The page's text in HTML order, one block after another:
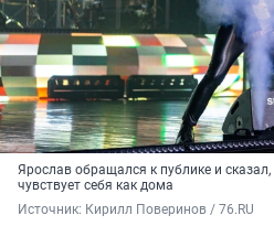
Ярослав обращался к публике и
чувствует себя как дома
Источник: Кирилл Поверинов / 76.RU